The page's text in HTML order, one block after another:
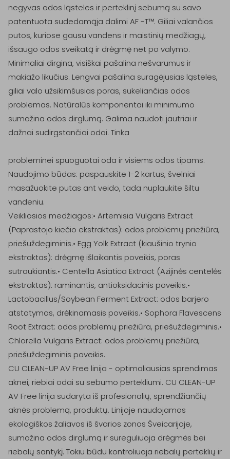
negyvas odos ląsteles ir perteklinį sebumą su savo
patentuota sudedamąja dalimi AF -T™. Giliai valančios
putos, kuriose gausu vandens ir maistinių medžiagų,
išsaugo odos sveikatą ir drėgmę net po valymo.
Minimaliai dirgina, visiškai pašalina nešvarumus ir
makiažo likučius. Lengvai pašalina suragėjusias ląsteles,
giliai valo užsikimšusias poras, sukeliančias odos
problemas. Natūralūs komponentai iki minimumo
sumažina odos dirglumą. Galima naudoti jautriai ir
dažnai sudirgstančiai odai. Tinka
probleminei spuoguotai oda ir visiems odos tipams.
Naudojimo būdas: paspauskite 1-2 kartus, švelniai
masažuokite putas ant veido, tada nuplaukite šiltu
vandeniu.
Veikliosios medžiagos:• Artemisia Vulgaris Extract
(Paprastojo kiečio ekstraktas): odos problemų priežiūra,
priešuždegiminis.• Egg Yolk Extract (kiaušinio trynio
ekstraktas): drėgmę išlaikantis poveikis, poras
sutraukiantis.• Centella Asiatica Extract (Azijinės centelės
ekstraktas): raminantis, antioksidacinis poveikis.•
Lactobacillus/Soybean Ferment Extract: odos barjero
atstatymas, drėkinamasis poveikis.• Sophora Flavescens
Root Extract: odos problemų priežiūra, priešuždegiminis.•
Chlorella Vulgaris Extract: odos problemų priežiūra,
priešuždegiminis poveikis.
CU CLEAN-UP AV Free linija - optimaliausias sprendimas
aknei, riebiai odai su sebumo pertekliumi. CU CLEAN-UP
AV Free linija sudaryta iš profesionalių, sprendžiančių
aknės problemą, produktų. Linijoje naudojamos
ekologiškos žaliavos iš švarios zonos Šveicarijoje,
sumažina odos dirglumą ir sureguliuoja drėgmės bei
riebalų santykį. Tokiu būdu kontroliuoja riebalų perteklių ir